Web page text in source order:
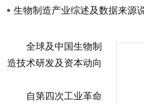
生物制造产业综述及数据来源
全球及中国生物制
造技术研发及资本动向
自第四次工业革命